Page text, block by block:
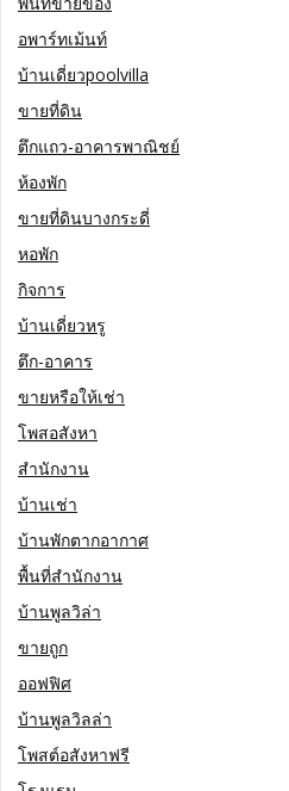
อพาร์ทเม้นท์
บ้านเดี่ยวpoolvilla
ขายที่ดิน
ตึกแถว-อาคารพาณิชย์
ห้องพัก
ขายที่ดินบางกระดี่
หอพัก
กิจการ
บ้านเดี่ยวหรู
ตึก-อาคาร
ขายหรือให้เช่า
โพสอสังหา
สำนักงาน
บ้านเช่า
บ้านพักตากอากาศ
พื้นที่สำนักงาน
บ้านพูลวิล่า
ขายถูก
ออฟฟิศ
บ้านพูลวิลล่า
โพสต์อสังหาฟรี